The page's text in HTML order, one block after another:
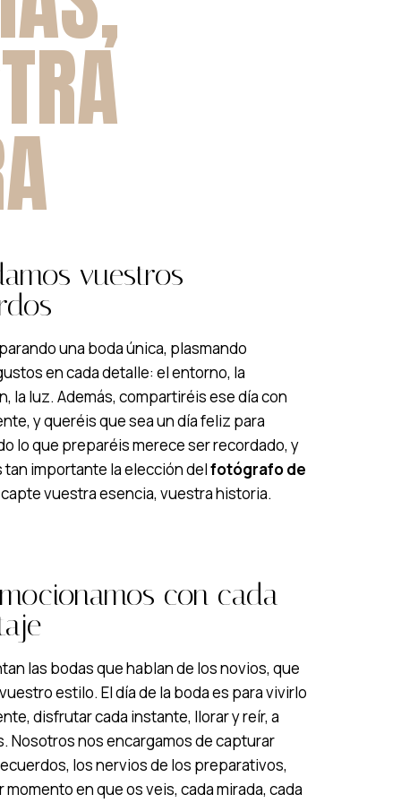
vuestros
una boda única, plasmando
en cada detalle: el entorno, la
la luz. Además, compartiréis ese día con
y queréis que sea un día feliz para
lo que preparéis merece ser recordado, y
tan importante la elección delfotógrafo de
vuestra esencia, vuestra historia.
con cada
las bodas que hablan de los novios, que
estilo. El día de la boda es para vivirlo
disfrutar cada instante, llorar y reír, a
Nosotros nos encargamos de capturar
los nervios de los preparativos,
momento en que os veis, cada mirada, cada